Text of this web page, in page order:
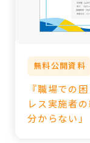
無料公開資料
『職場での
レス実施者
分からない」